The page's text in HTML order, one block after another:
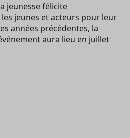
jeunesse félicite
jeunes et acteurs pour leur
années précédentes, la
aura lieu en juillet